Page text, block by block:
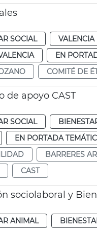
SOCIAL VALENCIA
EN
COMITÉ DE
de apoyo CAST
SOCIAL
EN PORTADA
BARRERES
CAST
sociolaboral y
ANIMAL